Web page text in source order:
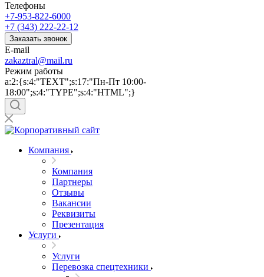
Телефоны
+7-953-822-6000
+7 (343) 222-22-12
Заказать звонок
E-mail
zakaztral@mail.ru
Режим работы
a:2:{s:4:"TEXT";s:17:"Пн-Пт 10:00-
18:00";s:4:"TYPE";s:4:"HTML";}
Компания
Компания
Партнеры
Отзывы
Вакансии
Реквизиты
Презентация
Услуги
Услуги
Перевозка спецтехники